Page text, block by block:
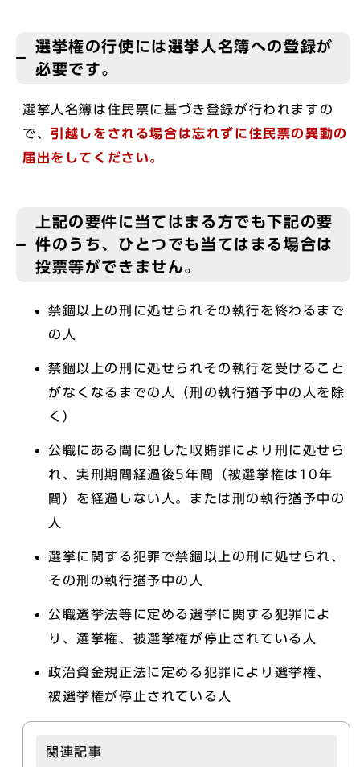
選挙権の行使には選挙人名簿への登録が
必要です。
選挙人名簿は住民票に基づき登録が行われますの
で、引越しをされる場合は忘れずに住民票の異動の
届出をしてください。
上記の要件に当てはまる方でも下記の要
件のうち、ひとつでも当てはまる場合は
投票等ができません。
禁錮以上の刑に処せられその執行を終わるまで
の人
禁錮以上の刑に処せられその執行を受けること
がなくなるまでの人（刑の執行猶予中の人を除
く）
公職にある間に犯した収賄罪により刑に処せら
れ、実刑期間経過後5年間（被選挙権は10年
間）を経過しない人。または刑の執行猶予中の
人
選挙に関する犯罪で禁錮以上の刑に処せられ、
その刑の執行猶予中の人
公職選挙法等に定める選挙に関する犯罪によ
り、選挙権、被選挙権が停止されている人
政治資金規正法に定める犯罪により選挙権、
被選挙権が停止されている人
関連記事